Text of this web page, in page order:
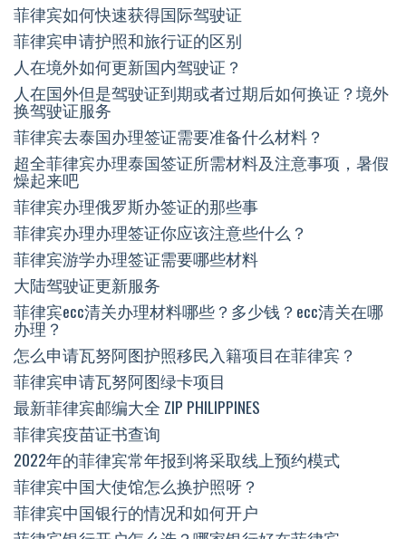
菲律宾如何快速获得国际驾驶证
菲律宾申请护照和旅行证的区别
人在境外如何更新国内驾驶证？
人在国外但是驾驶证到期或者过期后如何换证？境外
换驾驶证服务
菲律宾去泰国办理签证需要准备什么材料？
超全菲律宾办理泰国签证所需材料及注意事项，暑假
燥起来吧
菲律宾办理俄罗斯办签证的那些事
菲律宾办理办理签证你应该注意些什么？
菲律宾游学办理签证需要哪些材料
大陆驾驶证更新服务
菲律宾ecc清关办理材料哪些？多少钱？ecc清关在哪
办理？
怎么申请瓦努阿图护照移民入籍项目在菲律宾？
菲律宾申请瓦努阿图绿卡项目
最新菲律宾邮编大全 ZIP PHILIPPINES
菲律宾疫苗证书查询
2022年的菲律宾常年报到将采取线上预约模式
菲律宾中国大使馆怎么换护照呀？
菲律宾中国银行的情况和如何开户